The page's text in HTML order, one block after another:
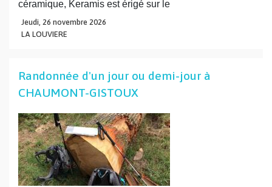
céramique, Keramis est érigé sur le
Jeudi, 26 novembre 2026
LA LOUVIERE
Randonnée d'un jour ou demi-jour à
CHAUMONT-GISTOUX